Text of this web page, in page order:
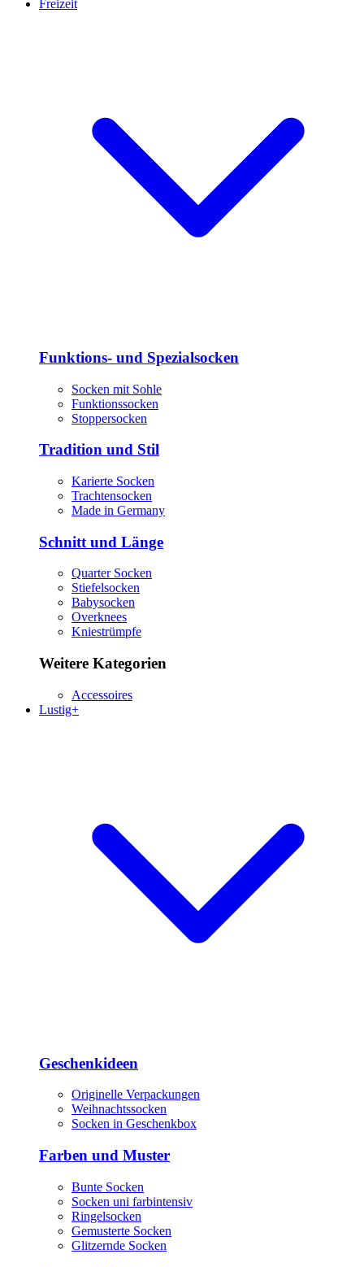
Freizeit
Funktions- und Spezialsocken
Socken mit Sohle
Funktionssocken
Stoppersocken
Tradition und Stil
Karierte Socken
Trachtensocken
Made in Germany
Schnitt und Länge
Quarter Socken
Stiefelsocken
Babysocken
Overknees
Kniestrümpfe
Weitere Kategorien
Accessoires
Lustig+
Geschenkideen
Originelle Verpackungen
Weihnachtssocken
Socken in Geschenkbox
Farben und Muster
Bunte Socken
Socken uni farbintensiv
Ringelsocken
Gemusterte Socken
Glitzernde Socken